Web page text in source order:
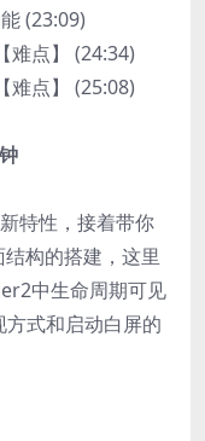
(23:09)
难点】 (24:34)
难点】 (25:08)
特性，接着带你
构的搭建，这里
中生命周期可见
式和启动白屏的